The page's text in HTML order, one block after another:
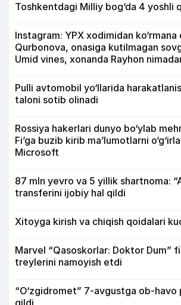
Toshkentdagi Milliy bog‘da 4 yoshli
Instagram: YPX xodimidan ko‘rmana
Qurbonova, onasiga kutilmagan
Umid vines, xonanda Rayhon
Pulli avtomobil yo‘llarida
taloni sotib olinadi
Rossiya hakerlari dunyo bo‘ylab
Fi’ga buzib kirib ma’lumotlarni
Microsoft
87 mln yevro va 5 yillik shartnoma:
transferini ijobiy hal qildi
Xitoyga kirish va chiqish qoidalari
Marvel “Qasoskorlar: Doktor Dum”
treylerini namoyish etdi
“O‘zgidromet” 7-avgustga ob-havo